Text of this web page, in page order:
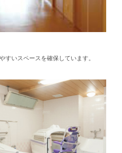
すいスペースを確保しています。